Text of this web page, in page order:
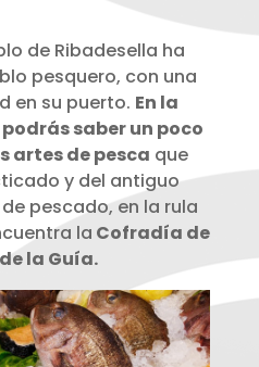
de Ribadesella ha
pesquero, con una
en su puerto. En la
saber un poco
artes de pesca que
y del antiguo
pescado, en la rula
la Cofradía de
la Guía.